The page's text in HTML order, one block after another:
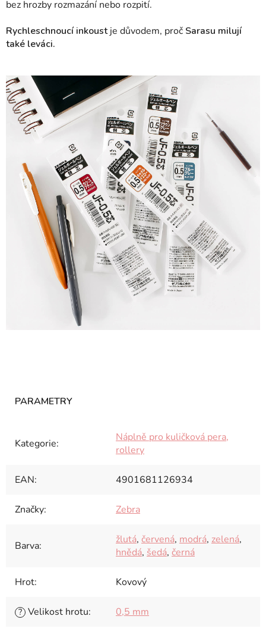
bez hrozby rozmazání nebo rozpití.
Rychleschnoucí inkoustje důvodem, proč Sarasu milují
také leváci.
Kategorie:
Náplně pro kuličková pera,
rollery
EAN: 4901681126934
Značky: Zebra
Barva: žlutá, červená, modrá, zelená,
hnědá, šedá, černá
Hrot: Kovový
? Velikost hrotu: 0,5 mm